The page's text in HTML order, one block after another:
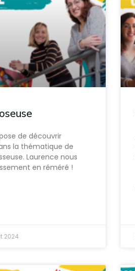
de découvrir
la thématique de
Laurence nous
en réméré !
2024